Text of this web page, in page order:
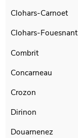
Clohars-Carnoet
Clohars-Fouesnant
Combrit
Concarneau
Crozon
Dirinon
Douarnenez